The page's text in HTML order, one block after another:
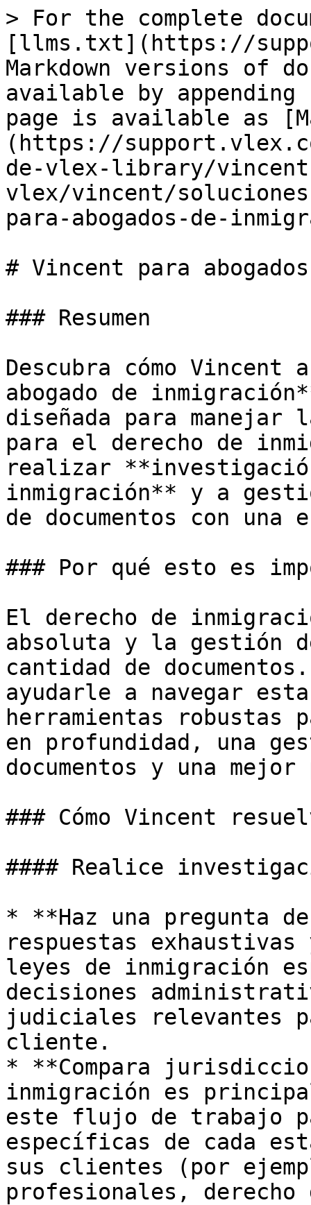
> For the complete
[llms.txt](https://
Markdown versions of
available by
page is available as
(https://
de-vlex-library/
vlex/vincent/
para-abogados-de-
# Vincent para
### Resumen
Descubra cómo
abogado de
diseñada para manejar
para el derecho de
realizar
inmigración** y a
de documentos con
### Por qué esto es
El derecho de
absoluta y la gestión
cantidad de
ayudarle a navegar
herramientas robustas
en profundidad, una
documentos y una
### Cómo Vincent
#### Realice
* **Haz una pregunta
respuestas
leyes de inmigración
decisiones
judiciales relevantes
cliente.
* **Compara
inmigración es
este flujo de trabajo
específicas de cada
sus clientes (por
profesionales,